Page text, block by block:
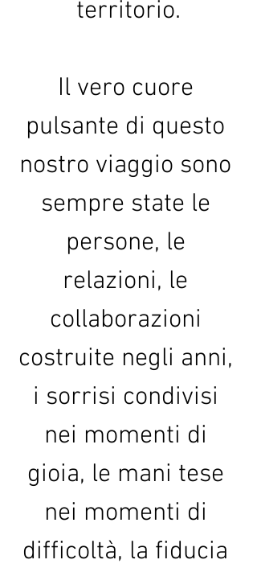
territorio.
Il vero cuore
pulsante di questo
nostro viaggio sono
sempre state le
persone, le
relazioni, le
collaborazioni
costruite negli anni,
i sorrisi condivisi
nei momenti di
gioia, le mani tese
nei momenti di
difficoltà, la fiducia